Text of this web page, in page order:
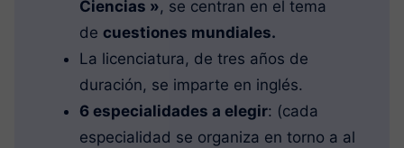
Ciencias », se centran en el tema
de cuestiones mundiales.
La licenciatura, de tres años de
duración, se imparte en inglés.
6 especialidades a elegir: (cada
especialidad se organiza en torno a al